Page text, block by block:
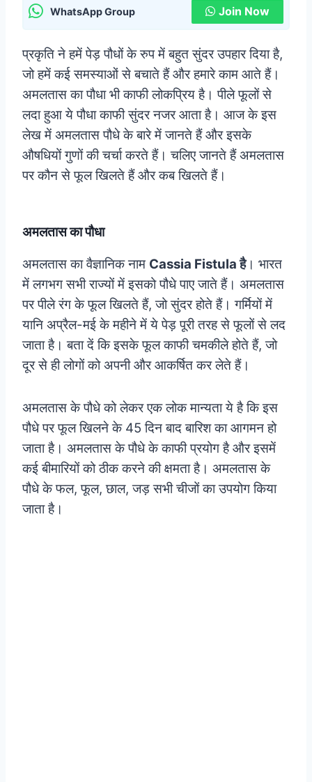
WhatsApp Group Join Now
प्रकृति ने हमें पेड़ पौधों के रुप में बहुत सुंदर उपहार दिया है,
जो हमें कई समस्याओं से बचाते हैं और हमारे काम आते हैं।
अमलतास का पौधा भी काफी लोकप्रिय है। पीले फूलों से
लदा हुआ ये पौधा काफी सुंदर नजर आता है। आज के इस
लेख में अमलतास पौधे के बारे में जानते हैं और इसके
औषधियों गुणों की चर्चा करते हैं। चलिए जानते हैं अमलतास
पर कौन से फूल खिलते हैं और कब खिलते हैं।
अमलतास का पौधा
अमलतास का वैज्ञानिक नाम Cassia Fistula है। भारत
में लगभग सभी राज्यों में इसको पौधे पाए जाते हैं। अमलतास
पर पीले रंग के फूल खिलते हैं, जो सुंदर होते हैं। गर्मियों में
यानि अप्रैल-मई के महीने में ये पेड़ पूरी तरह से फूलों से लद
जाता है। बता दें कि इसके फूल काफी चमकीले होते हैं, जो
दूर से ही लोगों को अपनी और आकर्षित कर लेते हैं।
अमलतास के पौधे को लेकर एक लोक मान्यता ये है कि इस
पौधे पर फूल खिलने के 45 दिन बाद बारिश का आगमन हो
जाता है। अमलतास के पौधे के काफी प्रयोग है और इसमें
कई बीमारियों को ठीक करने की क्षमता है। अमलतास के
पौधे के फल, फूल, छाल, जड़ सभी चीजों का उपयोग किया
जाता है।